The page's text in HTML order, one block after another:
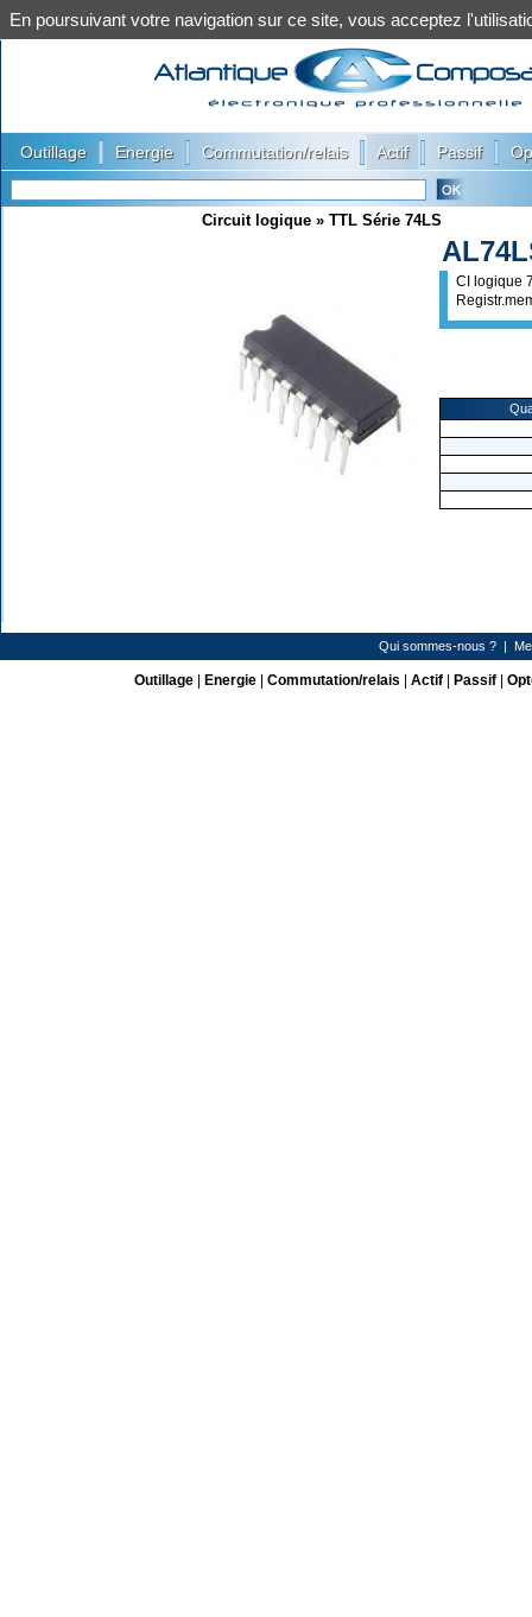
Outillage Energie Commutation/relais Actif Passif
Circuit logique » TTL Série 74LS
CI logique
Qui sommes-nous ? |
Outillage| Energie| Commutation/relais Actif| Passif|
En poursuivant votre navigation sur ce site, vous acceptez